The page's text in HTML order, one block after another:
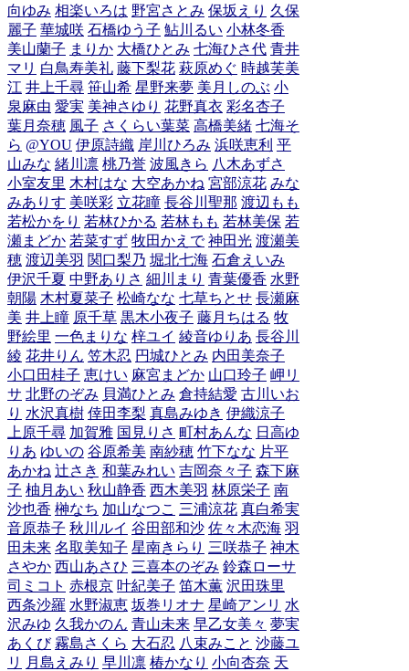
向ゆみ 相楽いろは 野宮さとみ 保坂えり 久保
麗子 華城咲 石橋ゆう子 鮎川るい 小林冬香
美山蘭子 まりか 大橋ひとみ 七海ひさ代 青井
マリ 白鳥寿美礼 藤下梨花 萩原めぐ 時越芙美
江 井上千尋 笹山希 星野来夢 美月しのぶ 小
泉麻由 愛実 美神さゆり 花野真衣 彩名杏子
葉月奈穂 風子 さくらい葉菜 高橋美緒 七海そ
ら @YOU 伊原詩織 岸川ひろみ 浜咲恵利 平
山みな 緒川凛 桃乃誉 波風きら 八木あずさ
小室友里 木村はな 大空あかね 宮部涼花 みな
みありす 美咲彩 立花瞳 長谷川聖那 渡辺もも
若松かをり 若林ひかる 若林もも 若林美保 若
瀬まどか 若菜すず 牧田かえで 神田光 渡瀬美
穂 渡辺美羽 関口梨乃 堀北七海 石倉えいみ
伊沢千夏 中野ありさ 細川まり 青葉優香 水野
朝陽 木村夏菜子 松崎なな 七草ちとせ 長瀬麻
美 井上瞳 原千草 黒木小夜子 藤月ちはる 牧
野絵里 一色まりな 梓ユイ 綾音ゆりあ 長谷川
綾 花井りん 笠木忍 円城ひとみ 内田美奈子
小口田桂子 恵けい 麻宮まどか 山口玲子 岬リ
サ 北野のぞみ 貝満ひとみ 倉持結愛 古川いお
り 水沢真樹 倖田李梨 真島みゆき 伊織涼子
上原千尋 加賀雅 国見りさ 町村あんな 日高ゆ
りあ ゆいの 谷原希美 南紗穂 竹下なな 片平
あかね 辻さき 和葉みれい 吉岡奈々子 森下麻
子 柚月あい 秋山静香 西木美羽 林原栄子 南
沙也香 榊なち 加山なつこ 三浦涼花 真白希実
音原恭子 秋川ルイ 谷田部和沙 佐々木恋海 羽
田未来 名取美知子 星南きらり 三咲恭子 神木
さやか 西山あさひ 三喜本のぞみ 鈴森ローサ
司ミコト 赤根京 叶紀美子 笛木薫 沢田珠里
西条沙羅 水野淑恵 坂巻リオナ 星崎アンリ 水
沢みゆ 久我かのん 青山未来 早乙女美々 夢実
あくび 霧島さくら 大石忍 八束みこと 沙藤ユ
リ
月島えみり 早川凛 椿かなり 小向杏奈 天